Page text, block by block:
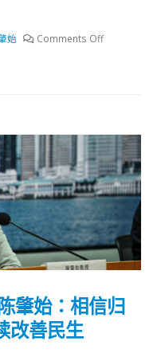
始 Comments Off
肇始：相信归
改善民生